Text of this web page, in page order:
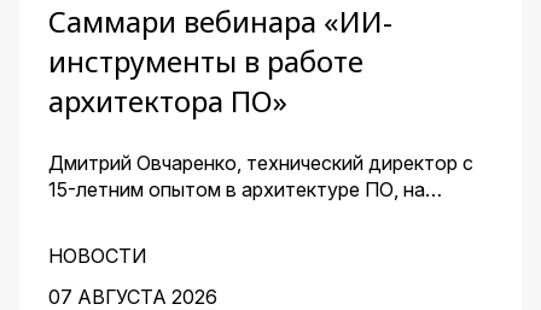
Саммари вебинара «ИИ-
инструменты в работе
архитектора ПО»
Дмитрий Овчаренко, технический директор с
15-летним опытом в архитектуре ПО, на
кондитеров — показал, как ИИ помогает
архитектору ускорить работу на всех этапах:
от чистого листа до готовых артефактов для
НОВОСТИ
07 АВГУСТА 2026